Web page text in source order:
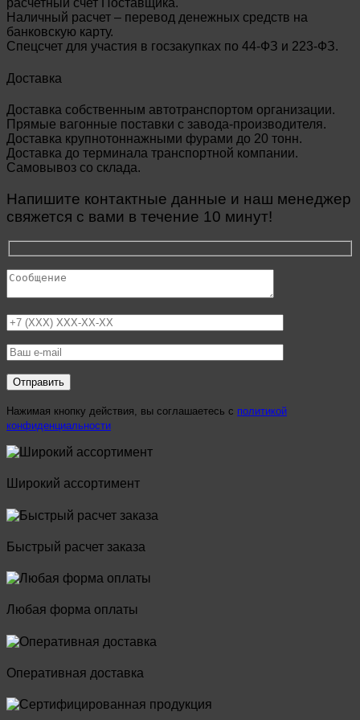
расчетный счет Поставщика.
Наличный расчет – перевод денежных средств на
банковскую карту.
Спецсчет для участия в госзакупках по 44-ФЗ и 223-ФЗ.
Доставка
Доставка собственным автотранспортом организации.
Прямые вагонные поставки с завода-производителя.
Доставка крупнотоннажными фурами до 20 тонн.
Доставка до терминала транспортной компании.
Самовывоз со склада.
Напишите контактные данные и наш менеджер
свяжется с вами в течение 10 минут!
Нажимая кнопку действия, вы соглашаетесь с политикой
конфиденциальности
Широкий ассортимент
Быстрый расчет заказа
Любая форма оплаты
Оперативная доставка